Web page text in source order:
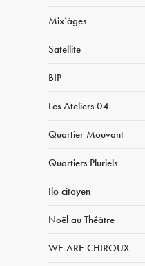
Mix’âges
Satellite
BIP
Les Ateliers 04
Quartier Mouvant
Quartiers Pluriels
Ilo citoyen
Noël au Théâtre
WE ARE CHIROUX